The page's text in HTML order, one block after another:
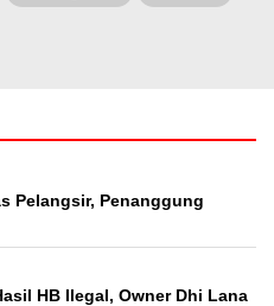
Pelangsir, Penanggung
HB Ilegal, Owner Dhi Lana